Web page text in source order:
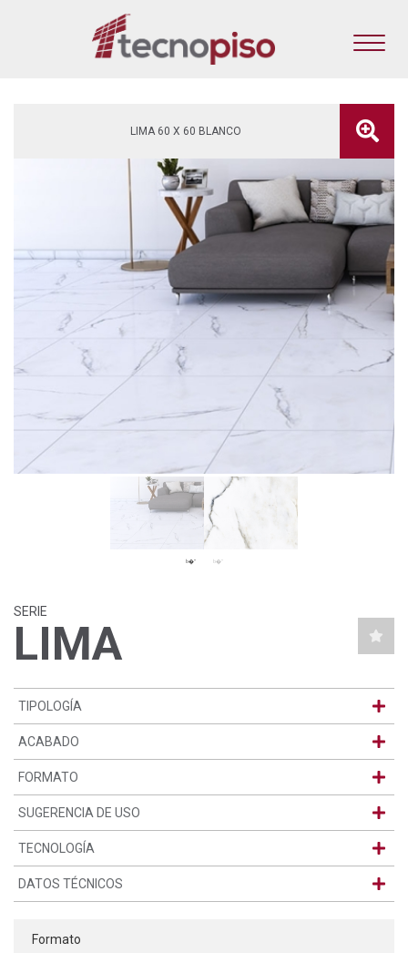
LIMA 60 X 60 BLANCO
SERIE
LIMA
TIPOLOGÍA
ACABADO
FORMATO
SUGERENCIA DE USO
TECNOLOGÍA
DATOS TÉCNICOS
Formato